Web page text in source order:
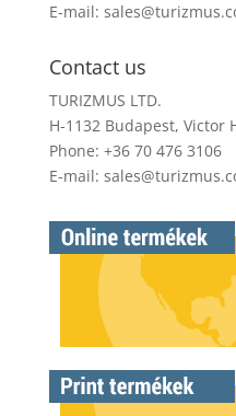
E-mail:
Contact us
TURIZMUS LTD.
H-1132 Budapest, Victor
Phone: +36 70 476 3106
E-mail: